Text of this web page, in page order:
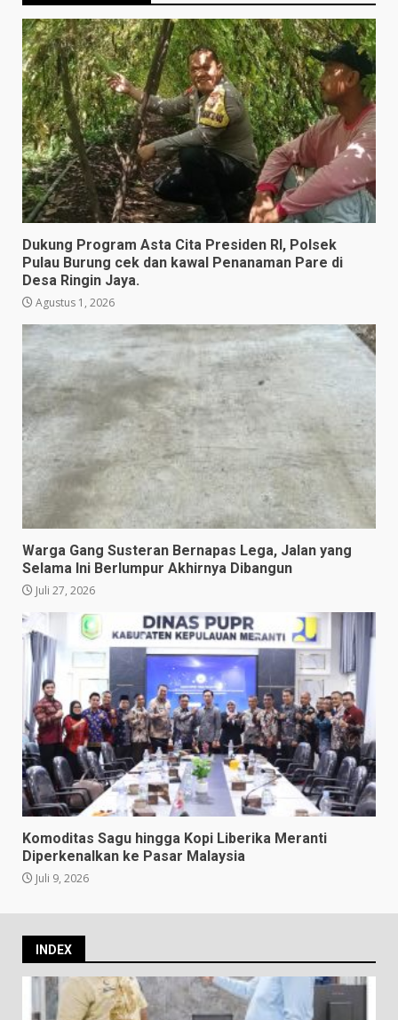
Dukung Program Asta Cita Presiden RI, Polsek
Pulau Burung cek dan kawal Penanaman Pare di
Desa Ringin Jaya.
Agustus 1, 2026
Warga Gang Susteran Bernapas Lega, Jalan yang
Selama Ini Berlumpur Akhirnya Dibangun
Juli 27, 2026
Komoditas Sagu hingga Kopi Liberika Meranti
Diperkenalkan ke Pasar Malaysia
Juli 9, 2026
INDEX